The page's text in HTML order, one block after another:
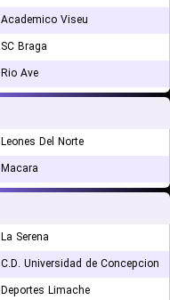
Academico Viseu
SC Braga
Rio Ave
Leones Del Norte
Macara
La Serena
C.D. Universidad de Concepcion
Deportes Limache